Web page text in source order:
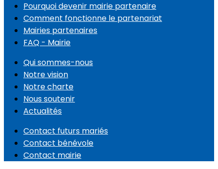
Pourquoi devenir mairie partenaire
Comment fonctionne le partenariat
Mairies partenaires
FAQ - Mairie
Qui sommes-nous
Notre vision
Notre charte
Nous soutenir
Actualités
Contact futurs mariés
Contact bénévole
Contact mairie